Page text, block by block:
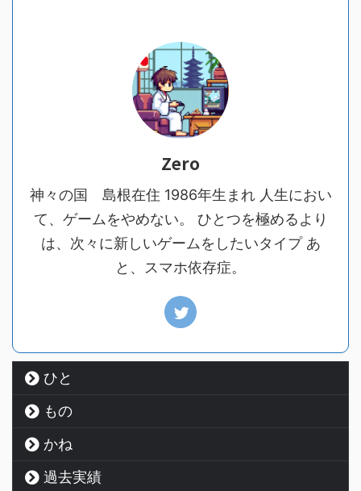
Zero
神々の国 島根在住 1986年生まれ 人生におい
て、ゲームをやめない。 ひとつを極めるより
は、次々に新しいゲームをしたいタイプ あ
と、スマホ依存症。
ひと
もの
かね
過去実績